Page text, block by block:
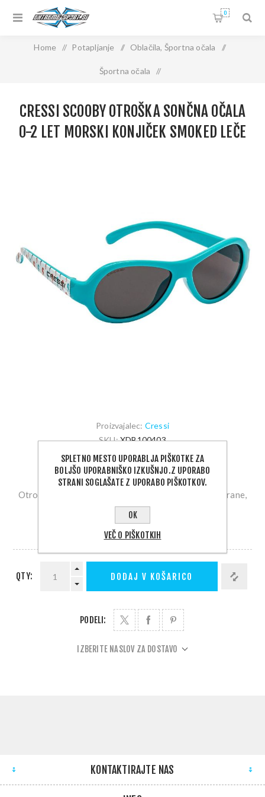
0
Home / Potapljanje / Oblačila, Športna očala /
Športna očala /
smoked leče
CRESSI SCOOBY OTROŠKA SONČNA OČALA
0-2 LET MORSKI KONJIČEK SMOKED LEČE
Proizvajalec: Cressi
SKU:XDB100403
15,00 €
Otroška sončna očala za starost od 0-2 let. Polarizirane,
antirefleksivne leče s 100% UV zaščito.
DOBAVA 1 - 5 DNI
QTY: DODAJ V KOŠARICO
PODELI:
IZBERITE NASLOV ZA DOSTAVO
KONTAKTIRAJTE NAS
SPLETNO MESTO UPORABLJA PIŠKOTKE ZA
BOLJŠO UPORABNIŠKO IZKUŠNJO.Z UPORABO
STRANI SOGLAŠATE Z UPORABO PIŠKOTKOV.
OK
VEČ O PIŠKOTKIH